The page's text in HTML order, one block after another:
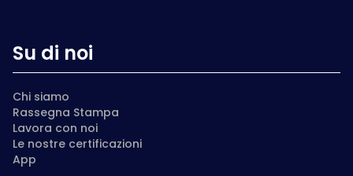
Su di noi
Chi siamo
Rassegna Stampa
Lavora con noi
Le nostre certificazioni
App